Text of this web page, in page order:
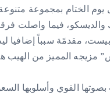
الختام بمجموعة
فيما واصلت
مقدمًة سبباً إضافيا
مزيجه المميز من الهيب
القوي وأسلوبها